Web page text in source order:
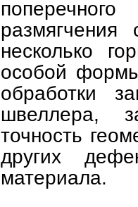
размягчения
несколько
особой
обработки
швеллера,
точность
других
материала.